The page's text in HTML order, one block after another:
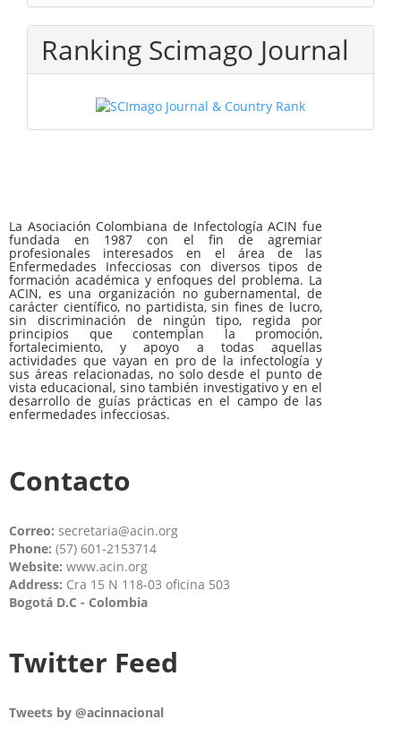
Ranking Scimago Journal
La Asociación Colombiana de Infectología ACIN fue
fundada en 1987 con el fin de agremiar
profesionales interesados en el área de las
Enfermedades Infecciosas con diversos tipos de
formación académica y enfoques del problema. La
ACIN, es una organización no gubernamental, de
carácter científico, no partidista, sin fines de lucro,
sin discriminación de ningún tipo, regida por
principios que contemplan la promoción,
fortalecimiento, y apoyo a todas aquellas
actividades que vayan en pro de la infectología y
sus áreas relacionadas, no solo desde el punto de
vista educacional, sino también investigativo y en el
desarrollo de guías prácticas en el campo de las
enfermedades infecciosas.
Contacto
Correo: secretaria@acin.org
Phone: (57) 601-2153714
Website: www.acin.org
Address: Cra 15 N 118-03 oficina 503
Bogotá D.C - Colombia
Twitter Feed
Tweets by @acinnacional